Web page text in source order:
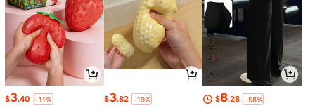
$3.40 -11% $3.82 -19% $8.28 -58%